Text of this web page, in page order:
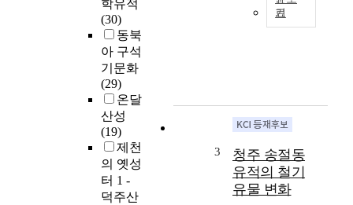
학유적
(30)
동북
아 구석
기문화
(29)
온달
산성
(19)
제천
의 옛성
터 1 -
덕주산
기
3
청주 송절동
유적의 철기
유물 변화